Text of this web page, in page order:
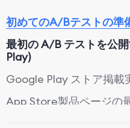
初めてのA/Bテストの準
最初の A/B テストを公
Play)
Google Play ストア掲載
App Store製品ページの